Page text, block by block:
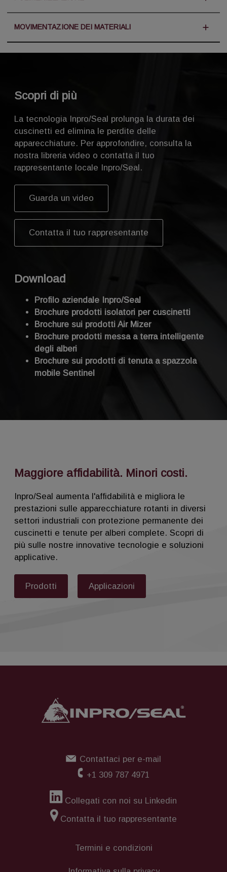
Applicazioni
Blocchi di supporto
Pompe
Turbine a vapore
Processi
Miscelatori
Soffianti
Trasportatori
Estrusori
Ventole
Pompe
MOVIMENTAZIONE DEI MATERIALI
Applicazioni
Estrusori
Motoriduttori
Motori
Blocchi di supporto
Valvole di alimentazione rotanti
Scopri di più
La tecnologia Inpro/Seal prolunga la durata dei
cuscinetti ed elimina le perdite delle
apparecchiature. Per approfondire, consulta la
nostra libreria video o contatta il tuo
rappresentante locale Inpro/Seal.
Guarda un video
Contatta il tuo rappresentante
Download
Profilo aziendale Inpro/Seal
Brochure prodotti isolatori per cuscinetti
Brochure sui prodotti Air Mizer
Brochure prodotti messa a terra intelligente
degli alberi
Brochure sui prodotti di tenuta a spazzola
mobile Sentinel
Maggiore affidabilità. Minori costi.
Inpro/Seal aumenta l'affidabilità e migliora le
prestazioni sulle apparecchiature rotanti in diversi
settori industriali con protezione permanente dei
cuscinetti e tenute per alberi complete. Scopri di
più sulle nostre innovative tecnologie e soluzioni
applicative.
Prodotti Applicazioni
Contattaci per e-mail
+1 309 787 4971
Collegati con noi su Linkedin
Contatta il tuo rappresentante
Termini e condizioni